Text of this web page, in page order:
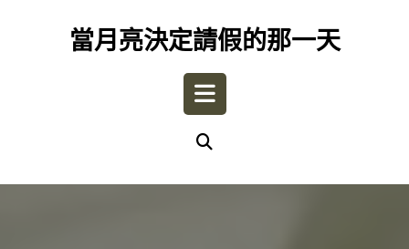
當月亮決定請假的那一天
Open